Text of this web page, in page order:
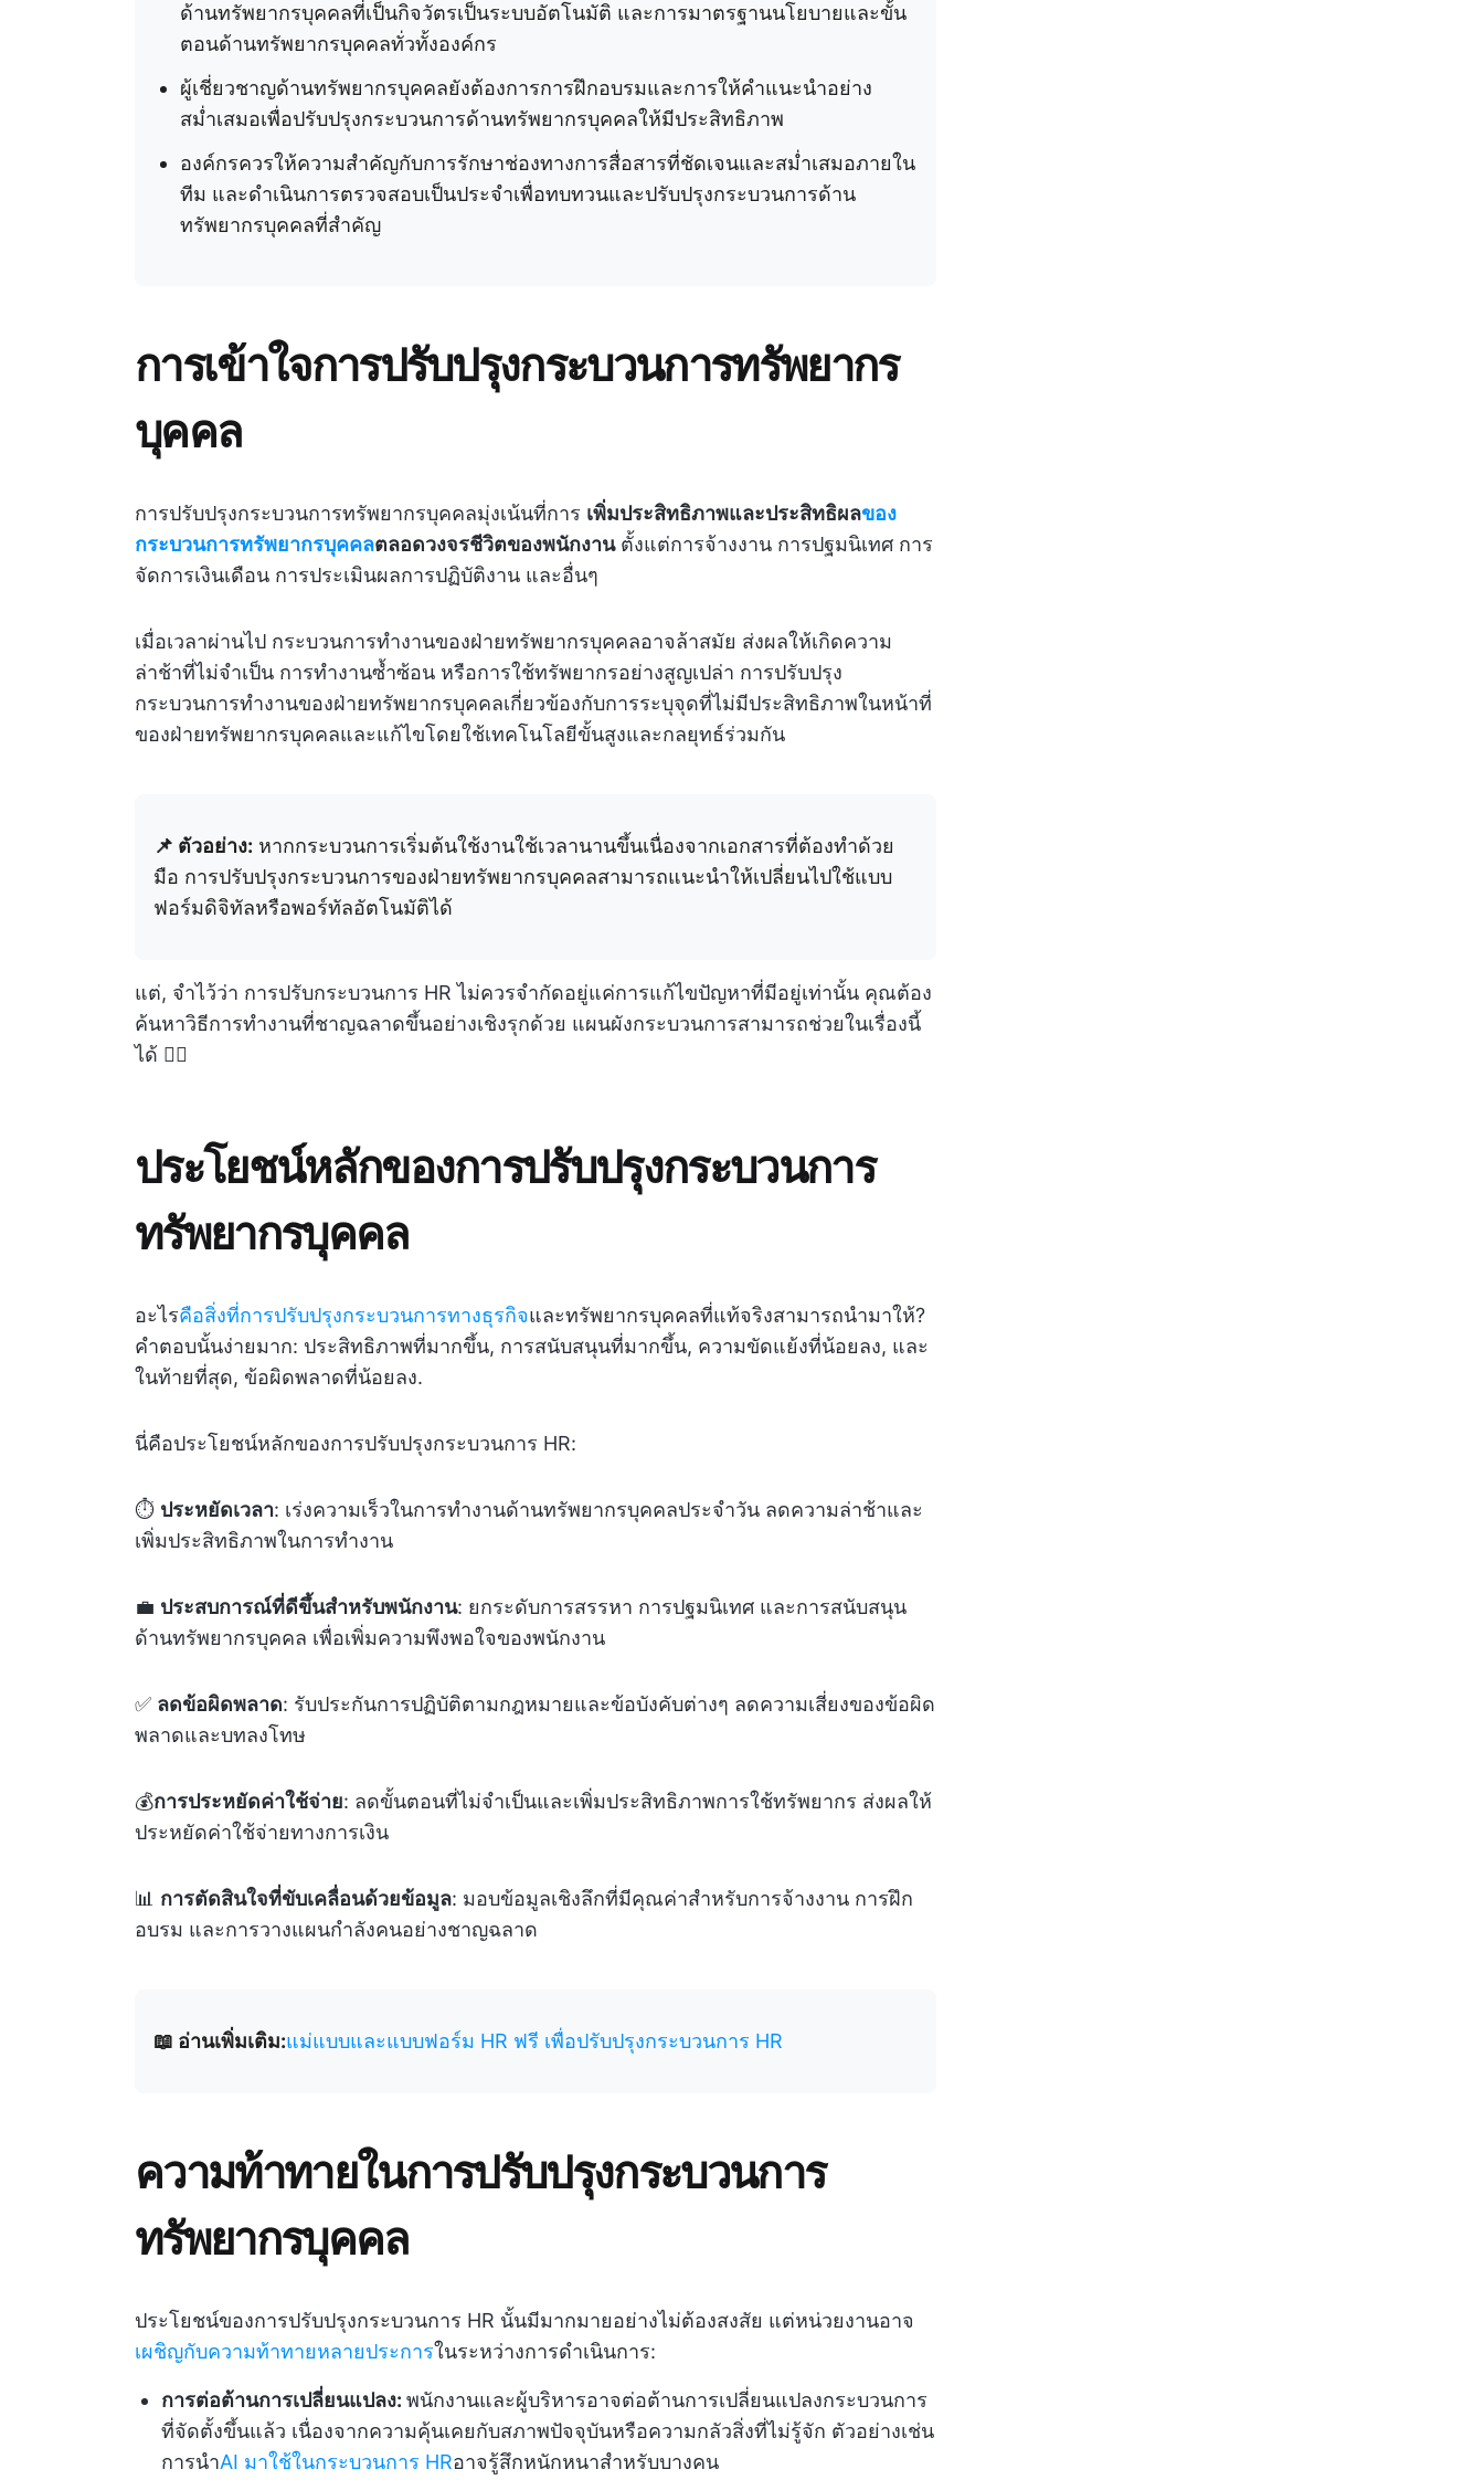
ด้านทรัพยากรบุคคลที่เป็นกิจวัตรเป็นระบบอัตโนมัติ และการมาตรฐานนโยบายและขั้น
ตอนด้านทรัพยากรบุคคลทั่วทั้งองค์กร
ผู้เชี่ยวชาญด้านทรัพยากรบุคคลยังต้องการการฝึกอบรมและการให้คำแนะนำอย่าง
สม่ำเสมอเพื่อปรับปรุงกระบวนการด้านทรัพยากรบุคคลให้มีประสิทธิภาพ
องค์กรควรให้ความสำคัญกับการรักษาช่องทางการสื่อสารที่ชัดเจนและสม่ำเสมอภายใน
ทีม และดำเนินการตรวจสอบเป็นประจำเพื่อทบทวนและปรับปรุงกระบวนการด้าน
ทรัพยากรบุคคลที่สำคัญ
การเข้าใจการปรับปรุงกระบวนการทรัพยากร
บุคคล
การปรับปรุงกระบวนการทรัพยากรบุคคลมุ่งเน้นที่การ เพิ่มประสิทธิภาพและประสิทธิผลของ
กระบวนการทรัพยากรบุคคลตลอดวงจรชีวิตของพนักงานตั้งแต่การจ้างงาน การปฐมนิเทศ การ
จัดการเงินเดือน การประเมินผลการปฏิบัติงาน และอื่นๆ
เมื่อเวลาผ่านไป กระบวนการทำงานของฝ่ายทรัพยากรบุคคลอาจล้าสมัย ส่งผลให้เกิดความ
ล่าช้าที่ไม่จำเป็น การทำงานซ้ำซ้อน หรือการใช้ทรัพยากรอย่างสูญเปล่า การปรับปรุง
กระบวนการทำงานของฝ่ายทรัพยากรบุคคลเกี่ยวข้องกับการระบุจุดที่ไม่มีประสิทธิภาพในหน้าที่
ของฝ่ายทรัพยากรบุคคลและแก้ไขโดยใช้เทคโนโลยีขั้นสูงและกลยุทธ์ร่วมกัน
📌 ตัวอย่าง: หากกระบวนการเริ่มต้นใช้งานใช้เวลานานขึ้นเนื่องจากเอกสารที่ต้องทำด้วย
มือ การปรับปรุงกระบวนการของฝ่ายทรัพยากรบุคคลสามารถแนะนำให้เปลี่ยนไปใช้แบบ
ฟอร์มดิจิทัลหรือพอร์ทัลอัตโนมัติได้
แต่, จำไว้ว่า การปรับกระบวนการ HR ไม่ควรจำกัดอยู่แค่การแก้ไขปัญหาที่มีอยู่เท่านั้น คุณต้อง
ค้นหาวิธีการทำงานที่ชาญฉลาดขึ้นอย่างเชิงรุกด้วย แผนผังกระบวนการสามารถช่วยในเรื่องนี้
ได้ 👇🏼
ประโยชน์หลักของการปรับปรุงกระบวนการ
ทรัพยากรบุคคล
อะไรคือสิ่งที่การปรับปรุงกระบวนการทางธุรกิจและทรัพยากรบุคคลที่แท้จริงสามารถนำมาให้?
คำตอบนั้นง่ายมาก: ประสิทธิภาพที่มากขึ้น, การสนับสนุนที่มากขึ้น, ความขัดแย้งที่น้อยลง, และ
ในท้ายที่สุด, ข้อผิดพลาดที่น้อยลง.
นี่คือประโยชน์หลักของการปรับปรุงกระบวนการ HR:
⏱️ ประหยัดเวลา: เร่งความเร็วในการทำงานด้านทรัพยากรบุคคลประจำวัน ลดความล่าช้าและ
เพิ่มประสิทธิภาพในการทำงาน
💼 ประสบการณ์ที่ดีขึ้นสำหรับพนักงาน: ยกระดับการสรรหา การปฐมนิเทศ และการสนับสนุน
ด้านทรัพยากรบุคคล เพื่อเพิ่มความพึงพอใจของพนักงาน
✅ ลดข้อผิดพลาด: รับประกันการปฏิบัติตามกฎหมายและข้อบังคับต่างๆ ลดความเสี่ยงของข้อผิด
พลาดและบทลงโทษ
💰การประหยัดค่าใช้จ่าย: ลดขั้นตอนที่ไม่จำเป็นและเพิ่มประสิทธิภาพการใช้ทรัพยากร ส่งผลให้
ประหยัดค่าใช้จ่ายทางการเงิน
📊 การตัดสินใจที่ขับเคลื่อนด้วยข้อมูล: มอบข้อมูลเชิงลึกที่มีคุณค่าสำหรับการจ้างงาน การฝึก
อบรม และการวางแผนกำลังคนอย่างชาญฉลาด
📖 อ่านเพิ่มเติม:แม่แบบและแบบฟอร์ม HR ฟรี เพื่อปรับปรุงกระบวนการ HR
ความท้าทายในการปรับปรุงกระบวนการ
ทรัพยากรบุคคล
ประโยชน์ของการปรับปรุงกระบวนการ HR นั้นมีมากมายอย่างไม่ต้องสงสัย แต่หน่วยงานอาจ
เผชิญกับความท้าทายหลายประการในระหว่างการดำเนินการ:
การต่อต้านการเปลี่ยนแปลง: พนักงานและผู้บริหารอาจต่อต้านการเปลี่ยนแปลงกระบวนการ
ที่จัดตั้งขึ้นแล้ว เนื่องจากความคุ้นเคยกับสภาพปัจจุบันหรือความกลัวสิ่งที่ไม่รู้จัก ตัวอย่างเช่น
การนำAI มาใช้ในกระบวนการ HRอาจรู้สึกหนักหนาสำหรับบางคน